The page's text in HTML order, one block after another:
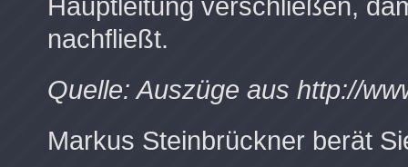
nachfließt.
Quelle: Auszüge aus http://
Markus Steinbrückner berät